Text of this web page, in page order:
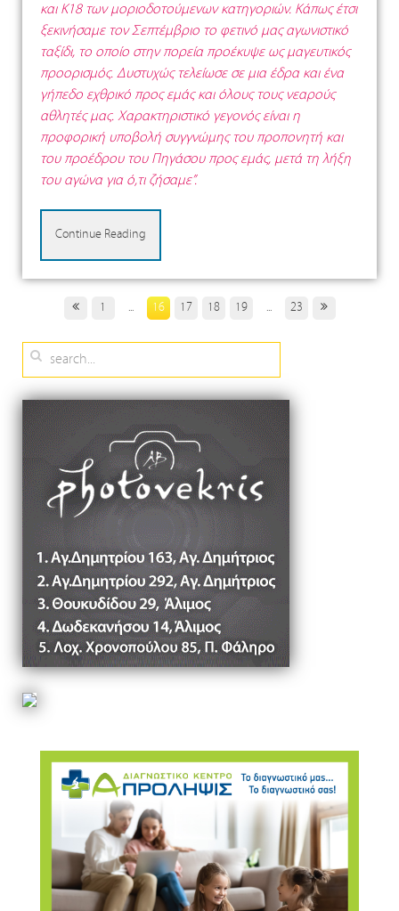
και Κ18 των μοριοδοτούμενων κατηγοριών. Κάπως έτσι
ξεκινήσαμε τον Σεπτέμβριο το φετινό μας αγωνιστικό
ταξίδι, το οποίο στην πορεία προέκυψε ως μαγευτικός
προορισμός. Δυστυχώς τελείωσε σε μια έδρα και ένα
γήπεδο εχθρικό προς εμάς και όλους τους νεαρούς
αθλητές μας. Χαρακτηριστικό γεγονός είναι η
προφορική υποβολή συγγνώμης του προπονητή και
του προέδρου του Πηγάσου προς εμάς, μετά τη λήξη
του αγώνα για ό,τι ζήσαμε”.
Continue Reading
1 ... 16 17 18 19 ... 23